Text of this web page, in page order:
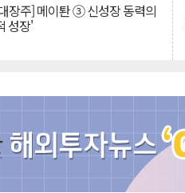
장주] 메이퇀 ③ 신성장 동력의
성장'